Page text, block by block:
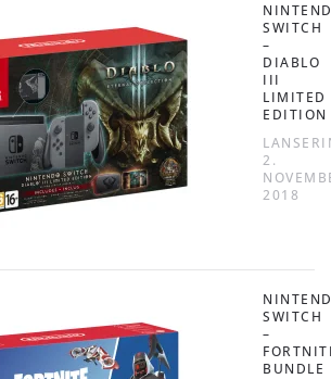
SWITCH
–
DIABLO
III
LIMITED
EDITION
2.
2018
SWITCH
–
BUNDLE